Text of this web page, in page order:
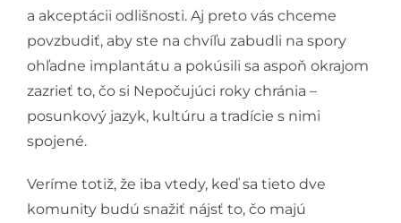
a akceptácii odlišnosti. Aj preto vás chceme
povzbudiť, aby ste na chvíľu zabudli na spory
ohľadne implantátu a pokúsili sa aspoň okrajom
zazrieť to, čo si Nepočujúci roky chránia –
posunkový jazyk, kultúru a tradície s nimi
spojené.
Veríme totiž, že iba vtedy, keď sa tieto dve
komunity budú snažiť nájsť to, čo majú